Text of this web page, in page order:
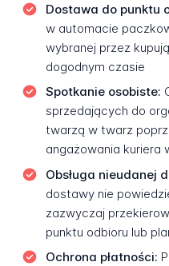
Dostawa do punktu
w automacie
wybranej przez
dogodnym czasie
Spotkanie osobiste:
sprzedających do
twarzą w twarz
angażowania kuriera
Obsługa nieudanej
dostawy nie
zazwyczaj
punktu odbioru lub
Ochrona płatności: